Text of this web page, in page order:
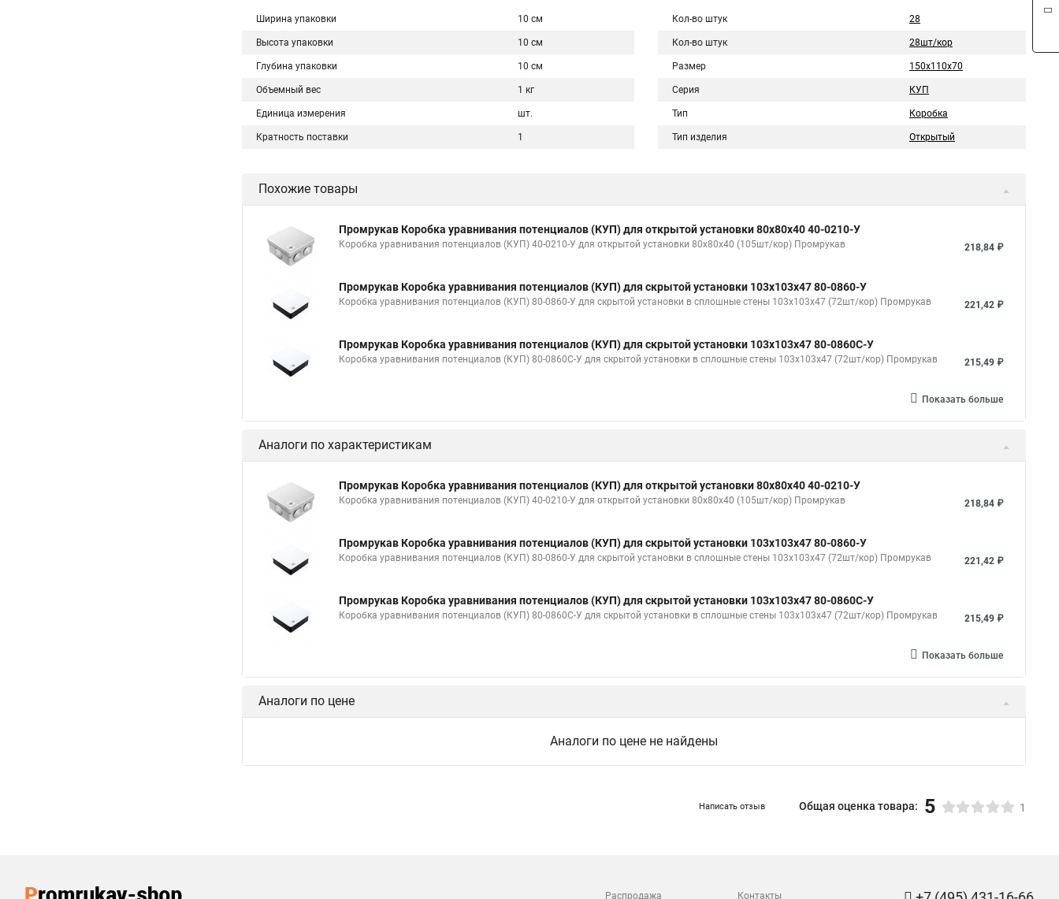
Ширина упаковки 10 см
Высота упаковки 10 см
Глубина упаковки 10 см
Объемный вес 1 кг
Единица измерения шт.
Кратность поставки 1
Кол-во штук 28
Кол-во штук 28шт/кор
Размер 150х110х70
Серия КУП
Тип Коробка
Тип изделия Открытый
Похожие товары
Промрукав Коробка уравнивания потенциалов (КУП) для открытой установки 80х80х40 40-0210-У
Коробка уравнивания потенциалов (КУП) 40-0210-У для открытой установки 80х80х40 (105шт/кор) Промрукав 218,84 ₽
Промрукав Коробка уравнивания потенциалов (КУП) для скрытой установки 103х103х47 80-0860-У
Коробка уравнивания потенциалов (КУП) 80-0860-У для скрытой установки в сплошные стены 103х103х47 (72шт/кор) Промрукав 221,42 ₽
Промрукав Коробка уравнивания потенциалов (КУП) для скрытой установки 103х103х47 80-0860С-У
Коробка уравнивания потенциалов (КУП) 80-0860С-У для скрытой установки в сплошные стены 103х103х47 (72шт/кор) Промрукав 215,49 ₽
Показать больше
Аналоги по характеристикам
Промрукав Коробка уравнивания потенциалов (КУП) для открытой установки 80х80х40 40-0210-У
Коробка уравнивания потенциалов (КУП) 40-0210-У для открытой установки 80х80х40 (105шт/кор) Промрукав 218,84 ₽
Промрукав Коробка уравнивания потенциалов (КУП) для скрытой установки 103х103х47 80-0860-У
Коробка уравнивания потенциалов (КУП) 80-0860-У для скрытой установки в сплошные стены 103х103х47 (72шт/кор) Промрукав 221,42 ₽
Промрукав Коробка уравнивания потенциалов (КУП) для скрытой установки 103х103х47 80-0860С-У
Коробка уравнивания потенциалов (КУП) 80-0860С-У для скрытой установки в сплошные стены 103х103х47 (72шт/кор) Промрукав 215,49 ₽
Показать больше
Аналоги по цене
Аналоги по цене не найдены
Написать отзыв Общая оценка товара: 5 1
Распродажа Контакты